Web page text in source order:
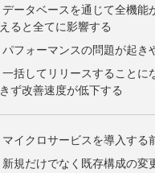
データベースを通じて全機能
えると全てに影響する
パフォーマンスの問題が起き
一括してリリースすることに
きず改善速度が低下する
マイクロサービスを導入する
新規だけでなく既存構成の変